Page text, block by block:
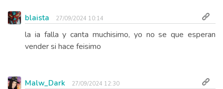
blaista 27/09/2024 10:14
la ia falla y canta muchisimo, yo no se que esperan
vender si hace feisimo
Malw_Dark 27/09/2024 12:30